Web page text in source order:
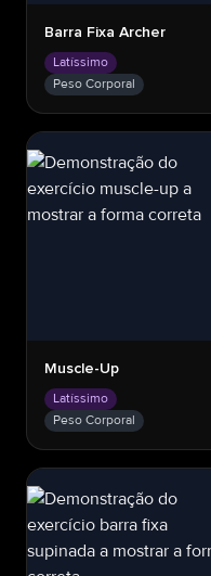
Barra Fixa Archer
Latíssimo
Peso Corporal
Muscle-Up
Latíssimo
Peso Corporal